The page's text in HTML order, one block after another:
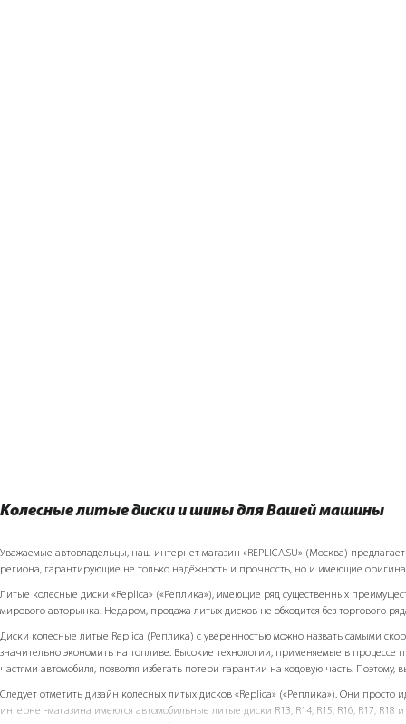
Колесные литые диски и шины для Вашей машины
Уважаемые автовладельцы, наш интернет-магазин «REPLICA.SU» (Москва)
региона, гарантирующие не только надёжность и прочность, но и имеющие
Литые колесные диски «Replicа» («Реплика»), имеющие ряд существенных
мирового авторынка. Недаром, продажа литых дисков не обходится без торгового
Диски колесные литые Replicа (Реплика) с уверенностью можно назвать самыми
значительно экономить на топливе. Высокие технологии, применяемые в процессе
частями автомобиля, позволяя избегать потери гарантии на ходовую часть.
Следует отметить дизайн колесных литых дисков «Replicа» («Реплика»). Они
интернет-магазина имеются автомобильные литые диски R13, R14, R15, R16, R17,